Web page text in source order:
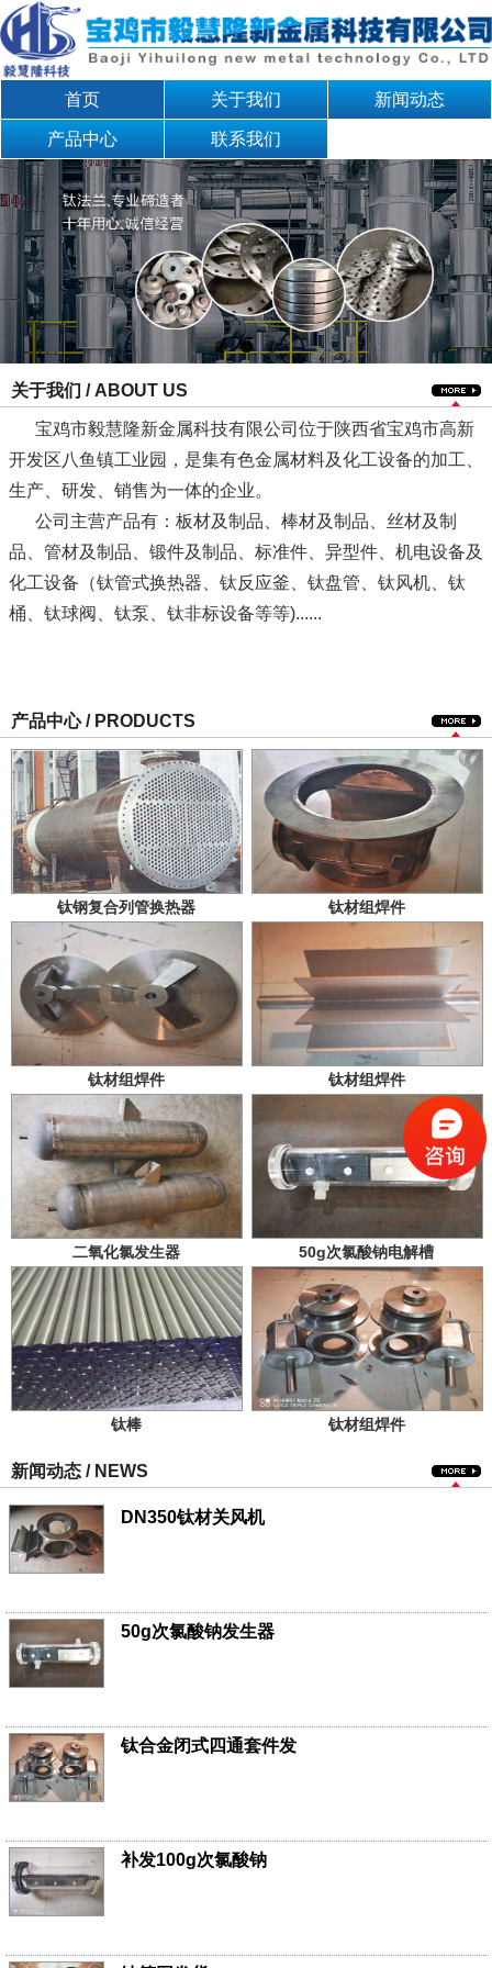
首页 关于我们 新闻动态
产品中心 联系我们
关于我们 / ABOUT US
宝鸡市毅慧隆新金属科技有限公司位于陕西省宝鸡市高新
开发区八鱼镇工业园，是集有色金属材料及化工设备的加工、
生产、研发、销售为一体的企业。
公司主营产品有：板材及制品、棒材及制品、丝材及制
品、管材及制品、锻件及制品、标准件、异型件、机电设备及
化工设备（钛管式换热器、钛反应釜、钛盘管、钛风机、钛
桶、钛球阀、钛泵、钛非标设备等等)......
产品中心 / PRODUCTS
钛钢复合列管换热器 钛材组焊件
钛材组焊件 钛材组焊件
二氧化氯发生器 50g次氯酸钠电解槽
钛棒 钛材组焊件
新闻动态 / NEWS
DN350钛材关风机
50g次氯酸钠发生器
钛合金闭式四通套件发
补发100g次氯酸钠